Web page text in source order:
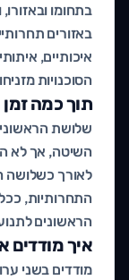
בתחומו
באזורים
איכותיים,
הסוכנויות
תוך כמה
שלושת
השיטה, אך לא
לאורך כשלושה
התחרותיות,
הראשונים
איך מודדים
מודדים בשני